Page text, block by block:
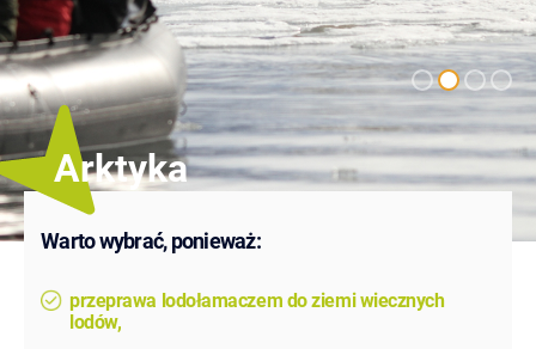
Arktyka
Warto wybrać, ponieważ:
przeprawa lodołamaczem do ziemi wiecznych
lodów,